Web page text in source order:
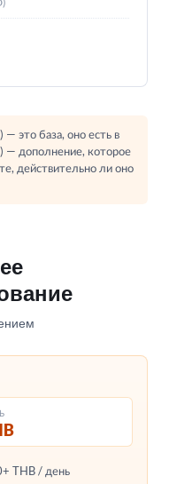
это база, оно есть в
— дополнение, которое
действительно ли оно
THB / день